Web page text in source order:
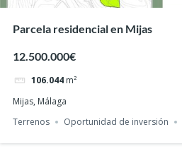
Parcela residencial en Mijas
12.500.000€
106.044 m²
Mijas, Málaga
Terrenos
Oportunidad de inversión